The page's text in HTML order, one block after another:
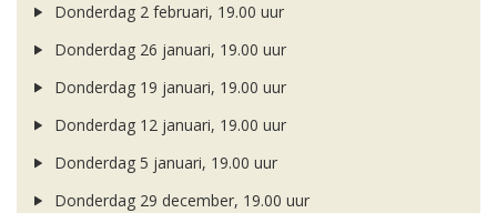
Donderdag 2 februari, 19.00 uur
Donderdag 26 januari, 19.00 uur
Donderdag 19 januari, 19.00 uur
Donderdag 12 januari, 19.00 uur
Donderdag 5 januari, 19.00 uur
Donderdag 29 december, 19.00 uur